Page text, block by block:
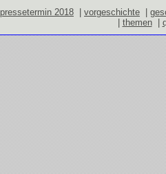
pressetermin 2018 | vorgeschichte |
| themen|